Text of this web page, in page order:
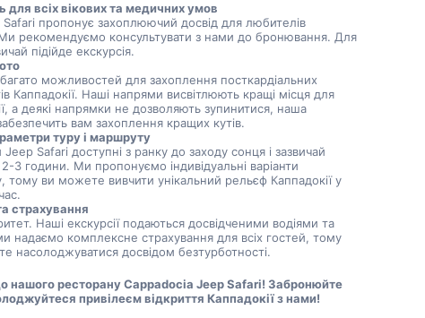
для всіх вікових та медичних умов
пропонує захоплюючий досвід для любителів
рекомендуємо консультувати з нами до бронювання. Для
підійде екскурсія.
можливостей для захоплення посткардіальних
Каппадокії. Наші напрями висвітлюють кращі місця для
а деякі напрямки не дозволяють зупинитися, наша
вам захоплення кращих кутів.
туру і маршруту
Safari доступні з ранку до заходу сонця і зазвичай
3 години. Ми пропонуємо індивідуальні варіанти
тому ви можете вивчити унікальний рельєф Каппадокії у
страхування
Наші екскурсії подаються досвідченими водіями та
надаємо комплексне страхування для всіх гостей, тому
насолоджуватися досвідом безтурботності.
нашого ресторану Cappadocia Jeep Safari! Забронюйте
привілеєм відкриття Каппадокії з нами!